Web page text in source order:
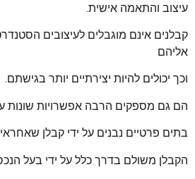
עיצוב והתאמה אישית.
קבלנים אינם מוגבלים לעיצובים
אליהם
וכך יכולים להיות יצירתיים יותר בגישתם.
הם גם מספקים הרבה אפשרויות שונות
בתים פרטיים נבנים על ידי קבלן
הקבלן משולם בדרך כלל על ידי בעל